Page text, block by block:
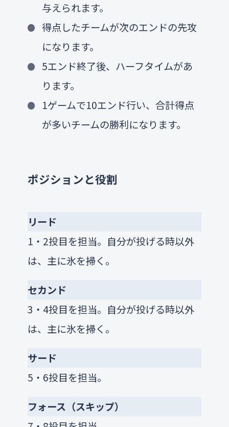
与えられます。
得点したチームが次のエンドの先攻
になります。
5エンド終了後、ハーフタイムがあ
ります。
1ゲームで10エンド行い、合計得点
が多いチームの勝利になります。
ポジションと役割
リード
1・2投目を担当。自分が投げる時以外
は、主に氷を掃く。
セカンド
3・4投目を担当。自分が投げる時以外
は、主に氷を掃く。
サード
5・6投目を担当。
フォース（スキップ）